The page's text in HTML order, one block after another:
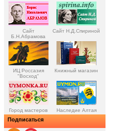
Сайт
Б.Н.Абрамова
Сайт Н.Д.Спириной
ИЦ Россазия
"Восход"
Книжный магазин
Город мастеров Наследие Алтая
Подписаться